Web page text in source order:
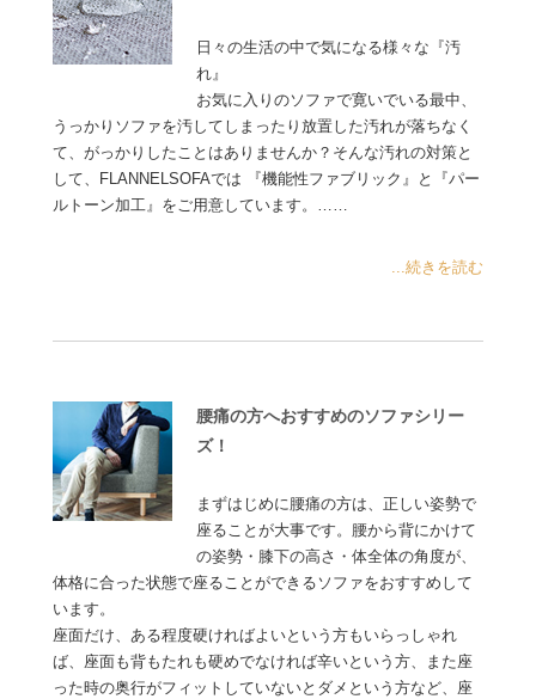
日々の生活の中で気になる様々な『汚
れ』
お気に入りのソファで寛いでいる最中、
うっかりソファを汚してしまったり放置した汚れが落ちなく
て、がっかりしたことはありませんか？そんな汚れの対策と
して、FLANNELSOFAでは 『機能性ファブリック』と『パー
ルトーン加工』をご用意しています。……
...続きを読む
腰痛の方へおすすめのソファシリー
ズ！
まずはじめに腰痛の方は、正しい姿勢で
座ることが大事です。腰から背にかけて
の姿勢・膝下の高さ・体全体の角度が、
体格に合った状態で座ることができるソファをおすすめして
います。
座面だけ、ある程度硬ければよいという方もいらっしゃれ
ば、座面も背もたれも硬めでなければ辛いという方、また座
った時の奥行がフィットしていないとダメという方など、座